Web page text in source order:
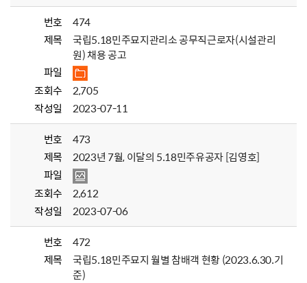
번호
474
제목
국립5.18민주묘지관리소 공무직근로자(시설관리
원) 채용 공고
파일
조회수
2,705
작성일
2023-07-11
번호
473
제목
2023년 7월, 이달의 5.18민주유공자 [김영호]
파일
조회수
2,612
작성일
2023-07-06
번호
472
제목
국립5.18민주묘지 월별 참배객 현황 (2023.6.30.기
준)